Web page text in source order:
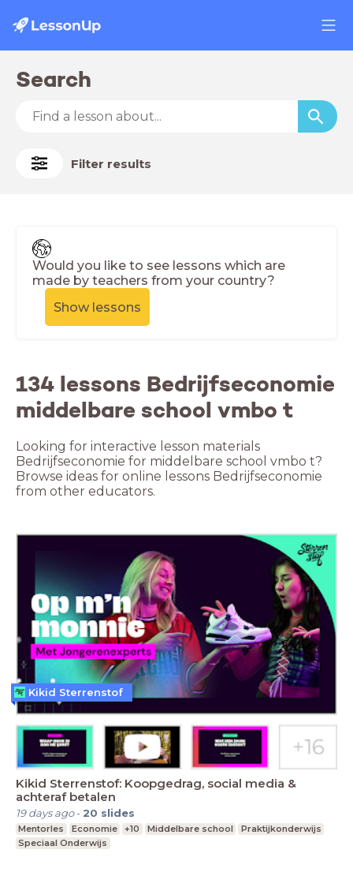
Search
Filter results
Would you like to see lessons which are
made by teachers from your country?
Show lessons
134 lessons Bedrijfseconomie
middelbare school vmbo t
Looking for interactive lesson materials
Bedrijfseconomie for middelbare school vmbo t?
Browse ideas for online lessons Bedrijfseconomie
from other educators.
Kikid Sterrenstof: Koopgedrag, social media &
achteraf betalen
19 days ago- 20 slides
Mentorles Economie +10 Middelbare school
Praktijkonderwijs
Speciaal Onderwijs
Kikid Sterrenstof